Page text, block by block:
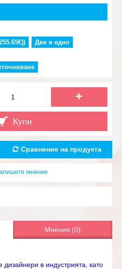
Две в едно
+
Купи
Сравнение на продукта
мнение
Мнения (0)
в индустрията, като